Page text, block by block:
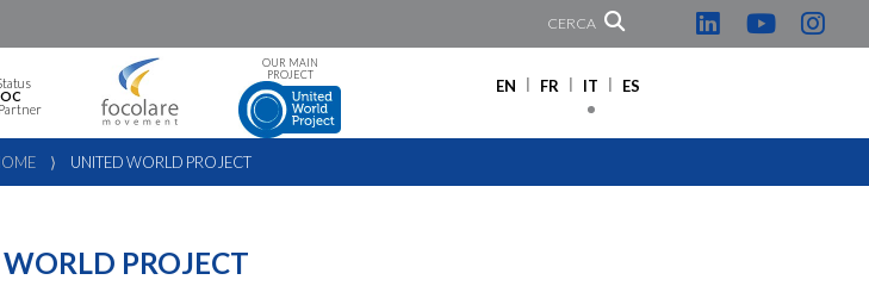
CERCA
OUR MAIN
PROJECT
EN FR IT ES
⟩ UNITED WORLD PROJECT
PROJECT